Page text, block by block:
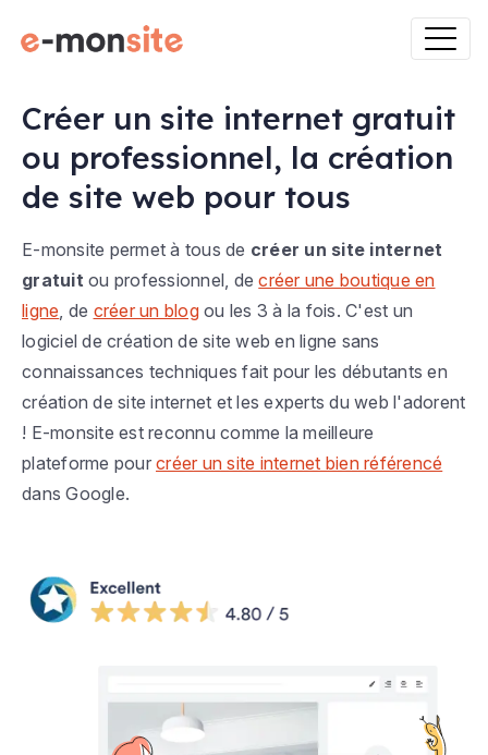
Créer un site internet gratuit
ou professionnel, la création
de site web pour tous
E-monsite permet à tous de créer un site internet
gratuit ou professionnel, decréer une boutique en
ligne , de créer un blogou les 3 à la fois. C'est un
logiciel de création de site web en ligne sans
connaissances techniques fait pour les débutants en
création de site internet et les experts du web l'adorent
! E-monsite est reconnu comme la meilleure
plateforme pour créer un site internet bien référencé
dans Google.